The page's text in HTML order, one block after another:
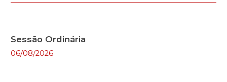
Sessão Ordinária
06/08/2026